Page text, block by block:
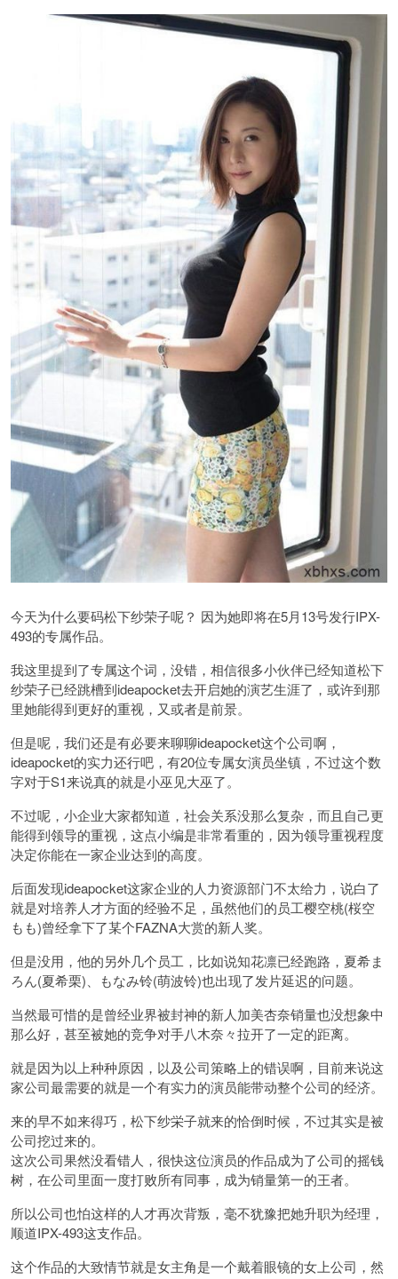
今天为什么要码松下纱荣子呢？ 因为她即将在5月13号发行IPX-
493的专属作品。
我这里提到了专属这个词，没错，相信很多小伙伴已经知道松下
纱荣子已经跳槽到ideapocket去开启她的演艺生涯了，或许到那
里她能得到更好的重视，又或者是前景。
但是呢，我们还是有必要来聊聊ideapocket这个公司啊，
ideapocket的实力还行吧，有20位专属女演员坐镇，不过这个数
字对于S1来说真的就是小巫见大巫了。
不过呢，小企业大家都知道，社会关系没那么复杂，而且自己更
能得到领导的重视，这点小编是非常看重的，因为领导重视程度
决定你能在一家企业达到的高度。
后面发现ideapocket这家企业的人力资源部门不太给力，说白了
就是对培养人才方面的经验不足，虽然他们的员工樱空桃(桜空
もも)曾经拿下了某个FAZNA大赏的新人奖。
但是没用，他的另外几个员工，比如说知花凛已经跑路，夏希ま
ろん(夏希栗)、もなみ铃(萌波铃)也出现了发片延迟的问题。
当然最可惜的是曾经业界被封神的新人加美杏奈销量也没想象中
那么好，甚至被她的竞争对手八木奈々拉开了一定的距离。
就是因为以上种种原因，以及公司策略上的错误啊，目前来说这
家公司最需要的就是一个有实力的演员能带动整个公司的经济。
来的早不如来得巧，松下纱栄子就来的恰倒时候，不过其实是被
公司挖过来的。
这次公司果然没看错人，很快这位演员的作品成为了公司的摇钱
树，在公司里面一度打败所有同事，成为销量第一的王者。
所以公司也怕这样的人才再次背叛，毫不犹豫把她升职为经理，
顺道IPX-493这支作品。
这个作品的大致情节就是女主角是一个戴着眼镜的女上公司，然